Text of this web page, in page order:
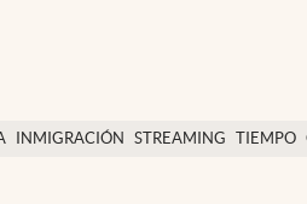
INMIGRACIÓN STREAMING TIEMPO